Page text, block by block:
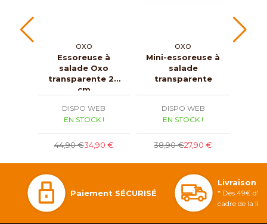
OXO
Essoreuse à
salade Oxo
transparente 26
cm
DISPO WEB
EN STOCK !
44,90 €34,90 €
OXO
Mini-essoreuse à
salade
transparente
DISPO WEB
EN STOCK !
38,90 €27,90 €
Paiement SÉCURISÉ
Livraison
* Dès 49€
cadre de la